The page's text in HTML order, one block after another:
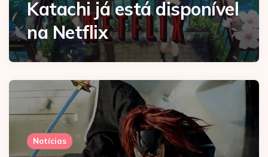
Katachi já está disponível
na Netflix
Notícias